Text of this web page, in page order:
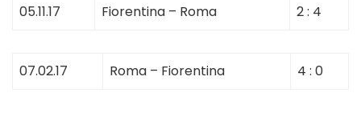
05.11.17 Fiorentina – Roma 2 : 4
07.02.17 Roma – Fiorentina 4 : 0